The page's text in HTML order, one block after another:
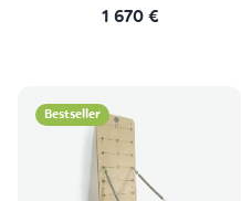
1 670 €
Bestseller